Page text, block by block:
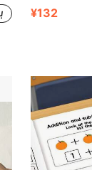
¥132